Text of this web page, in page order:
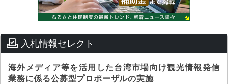
入札情報セレクト
海外メディア等を活用した台湾市場向け観光情報発信
業務に係る公募型プロポーザルの実施